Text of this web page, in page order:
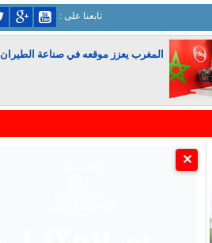
: تابعنا على
المغرب يعزز موقعه في صناعة الطيران
✕